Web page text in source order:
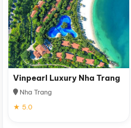
Vinpearl Luxury Nha Trang
Nha Trang
★ 5.0